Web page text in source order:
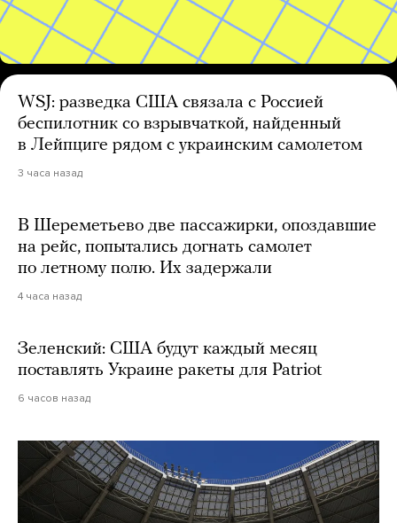
WSJ: разведка США связала с Россией
беспилотник со взрывчаткой, найденный
в Лейпциге рядом с украинским самолетом
3 часа назад
В Шереметьево две пассажирки, опоздавшие
на рейс, попытались догнать самолет
по летному полю. Их задержали
4 часа назад
Зеленский: США будут каждый месяц
поставлять Украине ракеты для Patriot
6 часов назад